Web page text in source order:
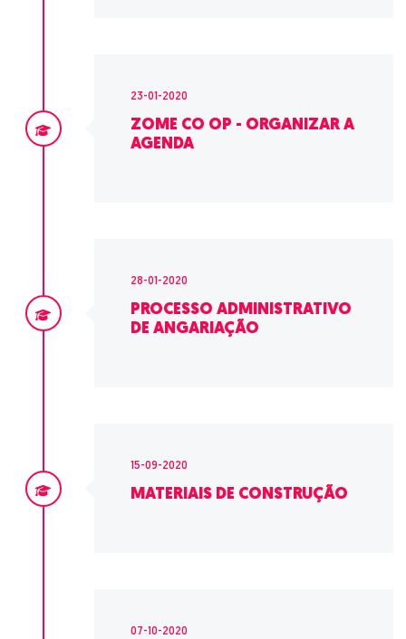
23-01-2020
ZOME CO OP - ORGANIZAR A
AGENDA
28-01-2020
PROCESSO ADMINISTRATIVO
DE ANGARIAÇÃO
15-09-2020
MATERIAIS DE CONSTRUÇÃO
07-10-2020